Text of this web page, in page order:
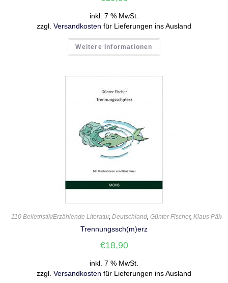
inkl. 7 % MwSt.
zzgl. Versandkosten für Lieferungen ins Ausland
Weitere Informationen
110 Belletristik/Erzählende Literatur,Deutschland,Günter Fischer,Klaus Päkel
Trennungssch(m)erz
€18,90
inkl. 7 % MwSt.
zzgl. Versandkosten für Lieferungen ins Ausland